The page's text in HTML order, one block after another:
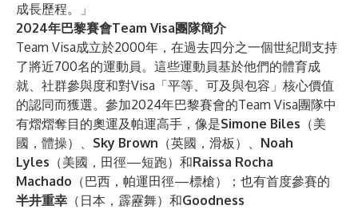
成長歷程。」
2024年巴黎賽會Team Visa團隊簡介
Team Visa成立於2000年，在過去四分之一個世紀間支持
了將近700名的運動員。這些運動員基於他們的體育成
就、社群參與度和對Visa「平等、可及與包容」核心價值
的認同而獲選。參加2024年巴黎賽會的Team Visa團隊中
有熠熠奪目的奧運及帕運高手，像是Simone Biles （美
國，體操）、 Sky Brown （英國，滑板）、 Noah
Lyles （美國，田徑—短跑）和Raissa Rocha
Machado （巴西，帕運田徑—標槍）；也有首度參賽的
半井重幸 （日本，霹靂舞）和Goodness